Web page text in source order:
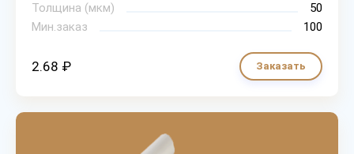
Толщина (мкм)
50
Мин.заказ
100
2.68 ₽ Заказать